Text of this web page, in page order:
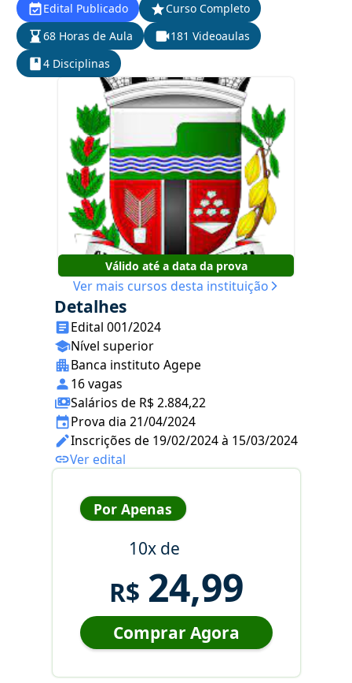
Edital Publicado
Curso Completo
68 Horas de Aula
181 Videoaulas
4 Disciplinas
Válido até a data da prova
Ver mais cursos desta instituição
Detalhes
Edital 001/2024
Nível superior
Banca instituto Agepe
16 vagas
Salários de R$ 2.884,22
Prova dia 21/04/2024
Inscrições de 19/02/2024 à 15/03/2024
Ver edital
Por Apenas
10x de
R$ 24,99
Comprar Agora